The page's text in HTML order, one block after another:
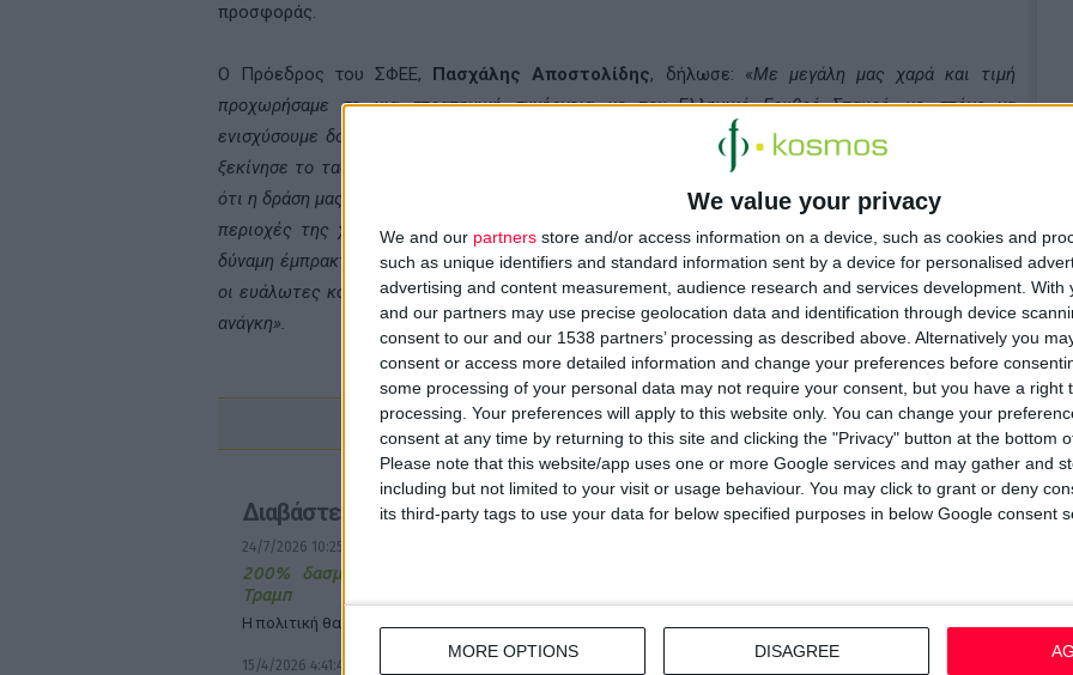
We value your privacy
We and our partners store and/or access information on a device, such as cookies and
such as unique identifiers and standard information sent by a device for personalised
advertising and content measurement, audience research and services development. With
and our partners may use precise geolocation data and identification through device
consent to our and our 1538 partners’ processing as described above. Alternatively you
consent or access more detailed information and change your preferences before
some processing of your personal data may not require your consent, but you have a right
processing. Your preferences will apply to this website only. You can change your
consent at any time by returning to this site and clicking the "Privacy" button at the bottom
Please note that this website/app uses one or more Google services and may gather and
including but not limited to your visit or usage behaviour. You may click to grant or deny
its third-party tags to use your data for below specified purposes in below Google consent
MORE OPTIONS DISAGREE
προσφοράς.
Ο Πρόεδρος του ΣΦΕΕ, Πασχάλης Αποστολίδης, δήλωσε: «Με μεγάλη μας χαρά και τιμή
προχωρήσαμε σε μια στρατηγική συνέργεια με τον Ελληνικό Ερυθρό Σταυρό, με στόχο να
ενισχύσουμε δομές με ευπαθείς ομάδες σε όλη την Ελλάδα. Η πρωτοβουλία μας «προΣfΕΕρουμε»
ξεκίνησε το ταξίδι της από τη Ρόδο. Η προτεραιότητά μας είναι τα παιδιά, αλλά οραματιζόμαστε
ότι η δράση μας θα φτάσει σε κάθε συμπολίτη μας που το έχει ανάγκη, σε όλες τις απομακρυσμένες
περιοχές της χώρας. Μέσω του προγράμματος αποδεικνύουμε ότι οι εταιρίες μέλη μας, είναι
δύναμη έμπρακτης υποστήριξης του κοινωνικού κράτους, παρέχοντας τη στήριξη που χρειάζονται
οι ευάλωτες κοινωνικά ομάδες. Αποστολή μας, είναι να είμαστε δίπλα σε εκείνους που μας έχουν
ανάγκη».
Διαβάστε επίσης
24/7/2026 10:25:34 πμ
200% δασμούς στα γενόσημα ανακοίνωσε ο
Τραμπ
Η πολιτική θα ξεκινήσει το 2028
15/4/2026 4:41:48 μμ